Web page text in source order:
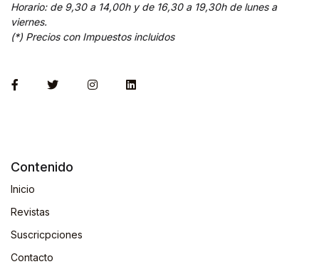
Horario: de 9,30 a 14,00h y de 16,30 a 19,30h de lunes a
viernes.
(*) Precios con Impuestos incluidos
Contenido
Inicio
Revistas
Suscricpciones
Contacto